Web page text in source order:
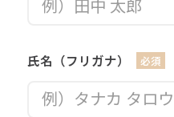
氏名（フリガナ）